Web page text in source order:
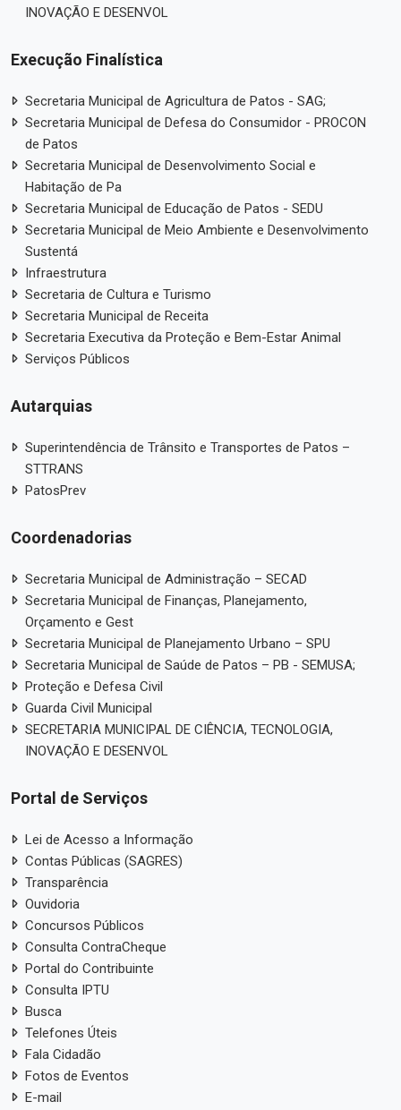
INOVAÇÃO E DESENVOL
Execução Finalística
Secretaria Municipal de Agricultura de Patos - SAG;
Secretaria Municipal de Defesa do Consumidor - PROCON
de Patos
Secretaria Municipal de Desenvolvimento Social e
Habitação de Pa
Secretaria Municipal de Educação de Patos - SEDU
Secretaria Municipal de Meio Ambiente e Desenvolvimento
Sustentá
Infraestrutura
Secretaria de Cultura e Turismo
Secretaria Municipal de Receita
Secretaria Executiva da Proteção e Bem-Estar Animal
Serviços Públicos
Autarquias
Superintendência de Trânsito e Transportes de Patos –
STTRANS
PatosPrev
Coordenadorias
Secretaria Municipal de Administração – SECAD
Secretaria Municipal de Finanças, Planejamento,
Orçamento e Gest
Secretaria Municipal de Planejamento Urbano – SPU
Secretaria Municipal de Saúde de Patos – PB - SEMUSA;
Proteção e Defesa Civil
Guarda Civil Municipal
SECRETARIA MUNICIPAL DE CIÊNCIA, TECNOLOGIA,
INOVAÇÃO E DESENVOL
Portal de Serviços
Lei de Acesso a Informação
Contas Públicas (SAGRES)
Transparência
Ouvidoria
Concursos Públicos
Consulta ContraCheque
Portal do Contribuinte
Consulta IPTU
Busca
Telefones Úteis
Fala Cidadão
Fotos de Eventos
E-mail